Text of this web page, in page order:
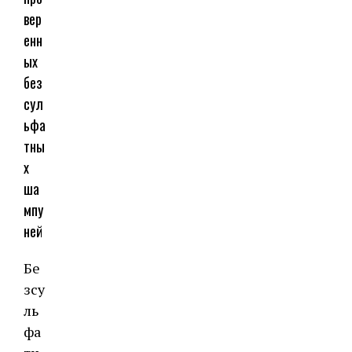
вер
енн
ых
без
сул
ьфа
тны
х
ша
мпу
ней
Бе
зсу
ль
фа